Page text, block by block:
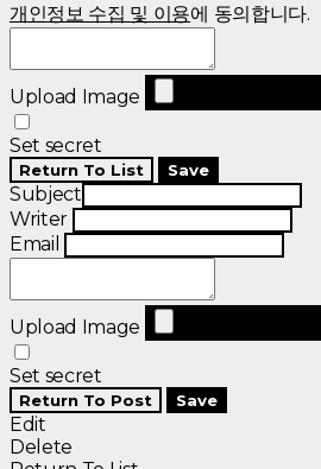
개인정보 수집 및 이용에 동의합니다.
Upload Image
Set secret
Return To List Save
Subject
Writer
Email
Upload Image
Set secret
Return To Post Save
Edit
Delete